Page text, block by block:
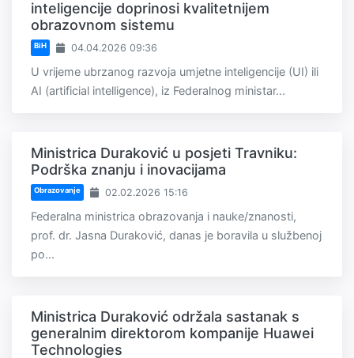
inteligencije doprinosi kvalitetnijem
obrazovnom sistemu
BiH 04.04.2026 09:36
U vrijeme ubrzanog razvoja umjetne inteligencije (UI) ili
AI (artificial intelligence), iz Federalnog ministar...
Ministrica Duraković u posjeti Travniku:
Podrška znanju i inovacijama
Obrazovanje 02.02.2026 15:16
Federalna ministrica obrazovanja i nauke/znanosti,
prof. dr. Jasna Duraković, danas je boravila u službenoj
po...
Ministrica Duraković održala sastanak s
generalnim direktorom kompanije Huawei
Technologies